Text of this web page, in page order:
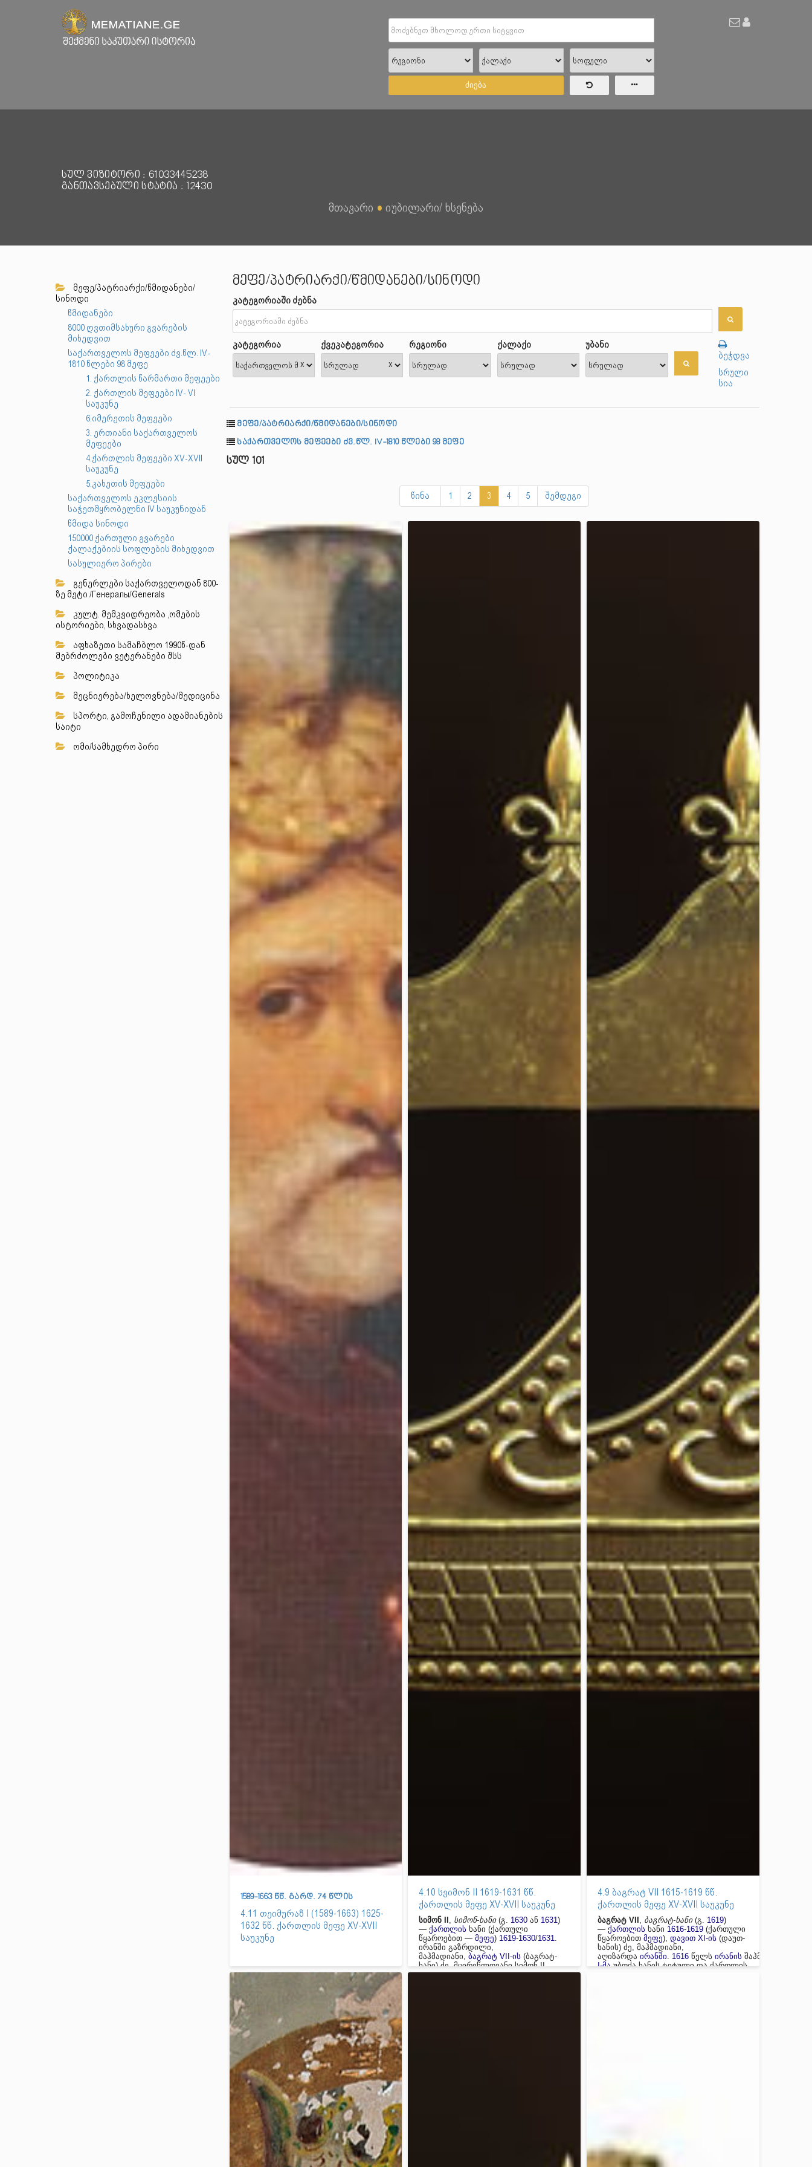
ძიება
სულ ვიზიტორი : 61033445238
განთავსებული სტატია : 12430
მთავარი ● იუბილარი/ ხსენება
მეფე/პატრიარქი/წმიდანები/
სინოდი
წმიდანები
8000 ღვთიმსახური გვარების
მიხედვით
საქართველოს მეფეები ძვ.წლ. IV-
1810 წლები 98 მეფე
1. ქართლის წარმართი მეფეები
2. ქართლის მეფეები IV- VI
საუკუნე
6.იმერეთის მეფეები
3. ერთიანი საქართველოს
მეფეები
4.ქართლის მეფეები XV-XVII
საუკუნე
5.კახეთის მეფეები
საქართველოს ეკლესიის
საჭეთმყრობელნი IV საუკუნიდან
წმიდა სინოდი
150000 ქართული გვარები
ქალაქებიის სოფლების მიხედვით
სასულიერო პირები
გენერლები საქართველოდან 800-
ზე მეტი /Генералы/Generals
კულტ. მემკვიდრეობა ,ომების
ისტორიები, სხვადასხვა
აფხაზეთი სამაჩბლო 1990წ-დან
მებრძოლები ვეტერანები შსს
პოლიტიკა
მეცნიერება/ხელოვნება/მედიცინა
სპორტი, გამოჩენილი ადამიანების
საიტი
ომი/სამხედრო პირი
მეფე/პატრიარქი/წმიდანები/სინოდი
კატეგორიაში ძებნა
კატეგორია
x
ქვეკატეგორია
x
რეგიონი ქალაქი
უბანი
ბეჭდვა
სრული
სია
მეფე/პატრიარქი/წმიდანები/სინოდი
საქართველოს მეფეები ძვ.წლ. IV-1810 წლები 98 მეფე
სულ 101
წინა 1 2 3 4 5 შემდეგი
1589-1663 წწ. გარდ. 74 წლის
4.11 თეიმურაზ I (1589-1663) 1625-
1632 წწ. ქართლის მეფე XV-XVII
საუკუნე
4.10 სვიმონ II 1619-1631 წწ.
ქართლის მეფე XV-XVII საუკუნე
სიმონ II , სიმონ-ხანი(გ. 1630 ან 1631)
—ქართლის ხანი (ქართული
წყაროებით —მეფე) 1619-1630/1631.
ირანში გაზრდილი,
მაჰმადიანი,ბაგრატ VII-ის (ბაგრატ-
ხანი) ძე. მცირეწლოვანი სიმონ II
ქართლის ხანად დანიშნა ირანის
4.9 ბაგრატ VII 1615-1619 წწ.
ქართლის მეფე XV-XVII საუკუნე
ბაგრატ VII , ბაგრატ-ხანი(გ. 1619)
—ქართლის ხანი 1616-1619 (ქართული
წყაროებითმეფე),დავით XI-ის (დაუთ-
ხანის) ძე, მაჰმადიანი,
აღიზარდაირანში. 1616 წელსირანის შაჰმა
I-მაუბოძა ხანის ტიტული და ქართლის